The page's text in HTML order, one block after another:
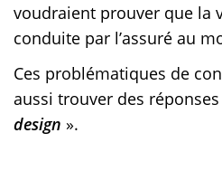
voudraient prouver que la
conduite par l’assuré au
Ces problématiques de
aussi trouver des
design ».